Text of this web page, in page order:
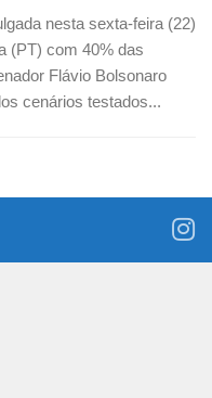
nesta sexta-feira (22)
(PT) com 40% das
Flávio Bolsonaro
cenários testados...